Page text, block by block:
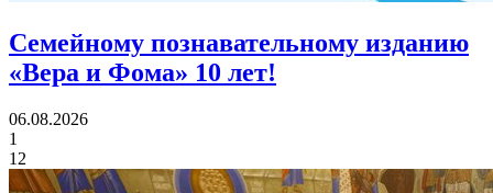
Семейному познавательному изданию
«Вера и Фома» 10 лет!
06.08.2026
1
12